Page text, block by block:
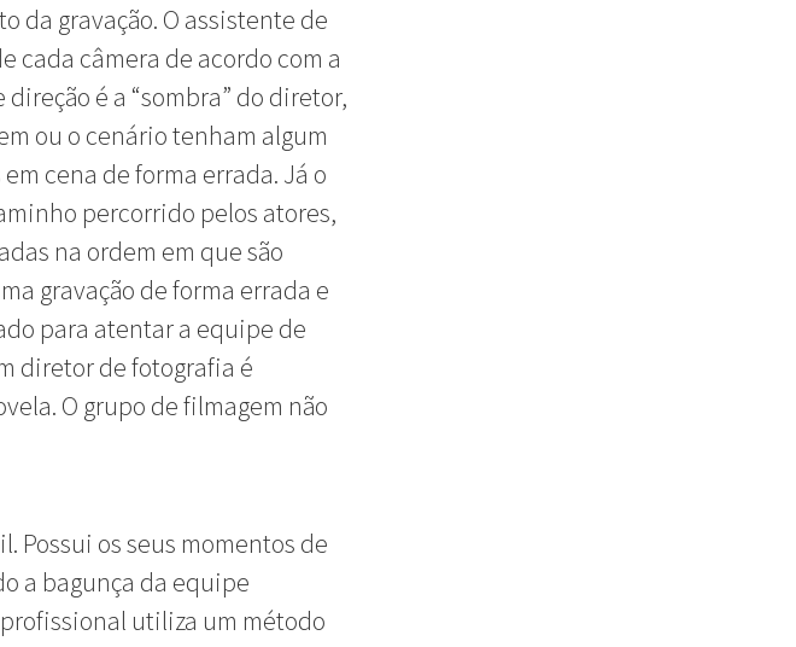
da gravação. O assistente de
cada câmera de acordo com a
é a “sombra” do diretor,
ou o cenário tenham algum
cena de forma errada. Já o
percorrido pelos atores,
na ordem em que são
gravação de forma errada e
para atentar a equipe de
diretor de fotografia é
O grupo de filmagem não
Possui os seus momentos de
a bagunça da equipe
utiliza um método